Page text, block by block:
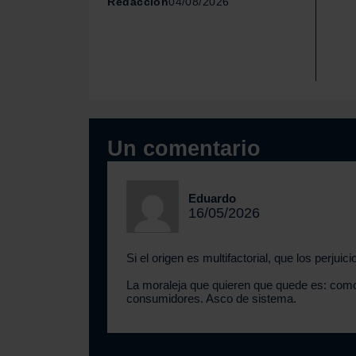
Un comentario
Eduardo
16/05/2026
Si el origen es multifactorial, que los
La moraleja que quieren que quede es:
consumidores. Asco de sistema.